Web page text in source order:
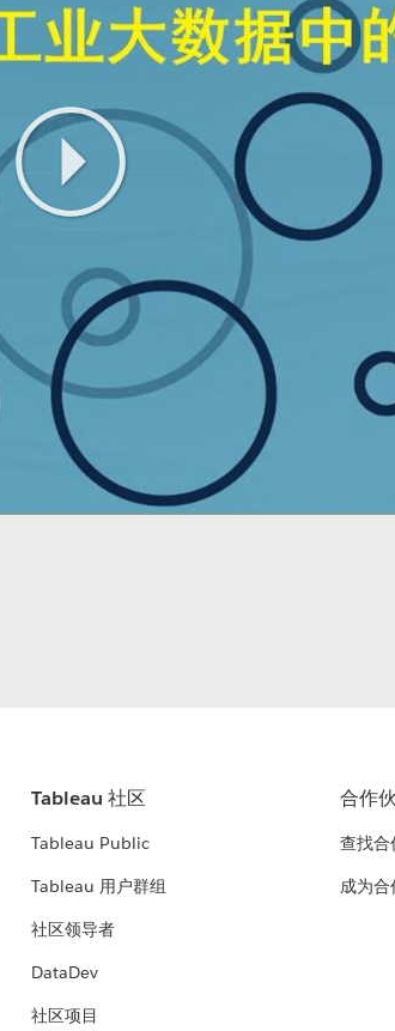
Play
Video
Tableau 社区
Tableau Public
Tableau 用户群组
社区领导者
DataDev
社区项目
合作
查找合
成为合